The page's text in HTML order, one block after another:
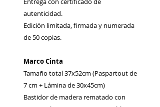
autenticidad.
Edición limitada, firmada y numerada
de 50 copias.
Marco Cinta
Tamaño total 37x52cm (Paspartout de
7 cm + Lámina de 30x45cm)
Bastidor de madera rematado con